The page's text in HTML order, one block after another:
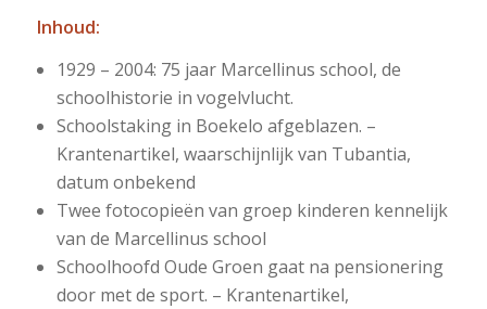
Inhoud:
1929 – 2004: 75 jaar Marcellinus school, de
schoolhistorie in vogelvlucht.
Schoolstaking in Boekelo afgeblazen. –
Krantenartikel, waarschijnlijk van Tubantia,
datum onbekend
Twee fotocopieën van groep kinderen kennelijk
van de Marcellinus school
Schoolhoofd Oude Groen gaat na pensionering
door met de sport. – Krantenartikel,